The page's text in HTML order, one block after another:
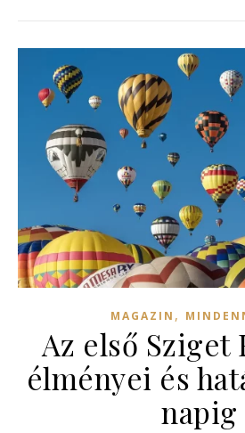
MAGAZIN ,
Az első Sziget
élményei és
napig